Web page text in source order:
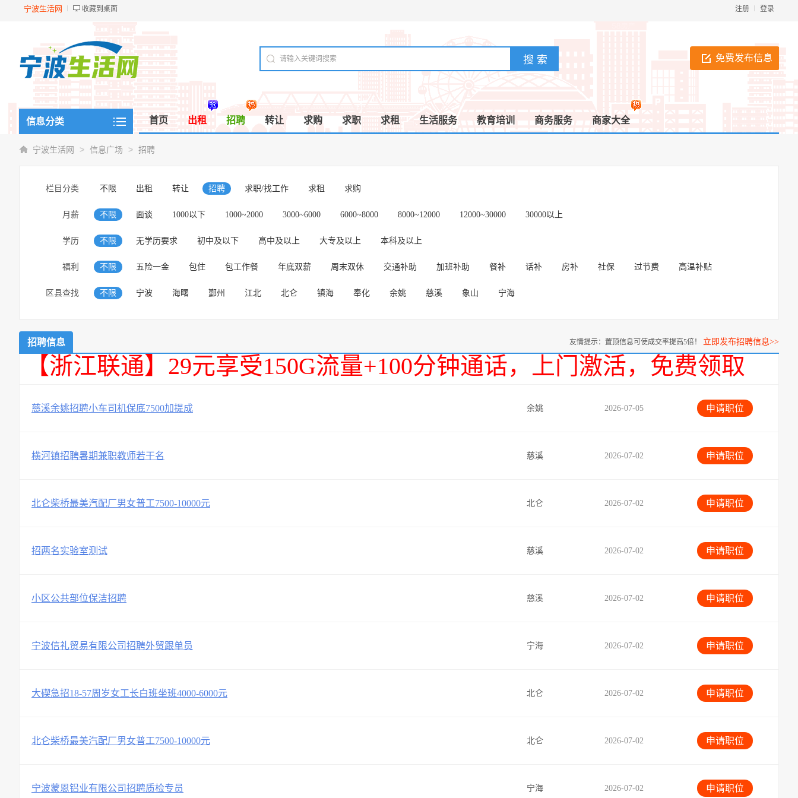
宁波生活网 收藏到桌面 登录
注册
免费发布信息
信息分类 首页 出租 招聘 转让 求购 求职 求租 生活服务 教育培训 商务服务 商家大全
宁波生活网 > 信息广场 > 招聘
栏目分类 不限 出租 转让 招聘 求职/找工作 求租 求购
月薪 不限 面谈 1000以下 1000~2000 3000~6000 6000~8000 8000~12000 12000~30000 30000以上
学历 不限 无学历要求 初中及以下 高中及以上 大专及以上 本科及以上
福利 不限 五险一金 包住 包工作餐 年底双薪 周末双休 交通补助 加班补助 餐补 话补 房补 社保 过节费 高温补贴
区县查找 不限 宁波 海曙 鄞州 江北 北仑 镇海 奉化 余姚 慈溪 象山 宁海
招聘信息 友情提示：置顶信息可使成交率提高5倍！ 立即发布招聘信息>>
【浙江联通】29元享受150G流量+100分钟通话，上门激活，免费领取
慈溪余姚招聘小车司机保底7500加提成 申请职位
2026-07-05
余姚
横河镇招聘暑期兼职教师若干名 申请职位
2026-07-02
慈溪
北仑柴桥最美汽配厂男女普工7500-10000元 申请职位
2026-07-02
北仑
招两名实验室测试 申请职位
2026-07-02
慈溪
小区公共部位保洁招聘 申请职位
2026-07-02
慈溪
宁波信礼贸易有限公司招聘外贸跟单员 申请职位
2026-07-02
宁海
大碶急招18-57周岁女工长白班坐班4000-6000元 申请职位
2026-07-02
北仑
北仑柴桥最美汽配厂男女普工7500-10000元 申请职位
2026-07-02
北仑
宁波蒙恩铝业有限公司招聘质检专员 申请职位
2026-07-02
宁海